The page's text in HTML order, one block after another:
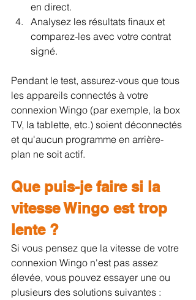
en direct.
Analysez les résultats finaux et
comparez-les avec votre contrat
signé.
Pendant le test, assurez-vous que tous
les appareils connectés à votre
connexion Wingo (par exemple, la box
TV, la tablette, etc.) soient déconnectés
et qu'aucun programme en arrière-
plan ne soit actif.
Que puis-je faire si la
vitesse Wingo est trop
lente ?
Si vous pensez que la vitesse de votre
connexion Wingo n'est pas assez
élevée, vous pouvez essayer une ou
plusieurs des solutions suivantes :